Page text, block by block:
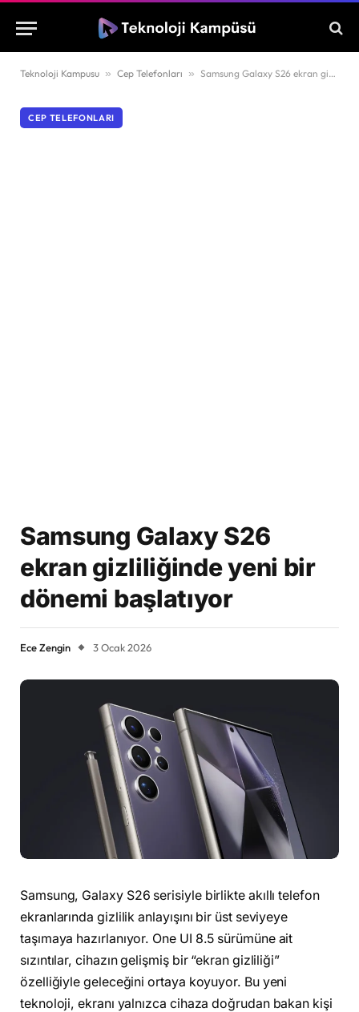
Teknoloji Kampusu » Cep Telefonları » Samsung Galaxy S26 ekran gizliliğinde yeni bir dönemi başlatıyor
CEP TELEFONLARI
Samsung Galaxy S26
ekran gizliliğinde yeni bir
dönemi başlatıyor
Ece Zengin 3 Ocak 2026
Samsung, Galaxy S26 serisiyle birlikte akıllı telefon
ekranlarında gizlilik anlayışını bir üst seviyeye
taşımaya hazırlanıyor. One UI 8.5 sürümüne ait
sızıntılar, cihazın gelişmiş bir “ekran gizliliği”
özelliğiyle geleceğini ortaya koyuyor. Bu yeni
teknoloji, ekranı yalnızca cihaza doğrudan bakan kişi